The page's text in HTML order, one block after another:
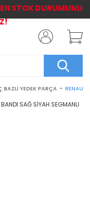
BAZLI YEDEK PARÇA
STOK DURUMUNU